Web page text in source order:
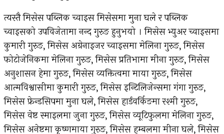
त्यस्तै मिसेस पब्लिक च्वाइस मिसेसमा मुना घले र पब्लिक
च्वाइसको उपविजेतामा नन्द गुरुङ हुनुभयो । मिसेस भ्युअर च्वाइसमा
कुमारी गुरुङ, मिसेस अग्रेनाइजर च्वाइसमा मेलिना गुरुङ, मिसेस
फोटोजेनिकमा मेलिना गुरुङ, मिसेस प्रतिभामा मीना गुरुङ, मिसेस
अनुशासन हेमा गुरुङ, मिसेस व्यक्तित्वमा माया गुरुङ, मिसेस
आत्मविश्वासीमा कुमारी गुरुङ, मिसेस इन्टिलिजेन्समा गंगा गुरुङ,
मिसेस फ्रेन्डसिपमा मुना घले, मिसेस हार्डवर्किङमा रश्मी गुरुङ,
मिसेस वेष्ट स्माइलमा जुना गुरुङ, मिसेस व्यूटिफुलमा मेलिना गुरुङ,
मिसेस अनेष्टमा कृष्णमाया गुरुङ, मिसेस हम्बलमा मीना घले, मिसेस